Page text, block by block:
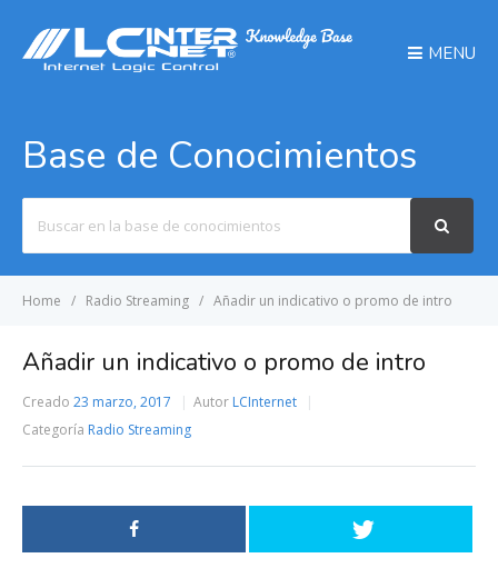
MENU
Base de Conocimientos
For
Home Radio Streaming Añadir un indicativo o promo de intro
Añadir un indicativo o promo de intro
Creado 23 marzo, 2017 Autor LCInternet
Categoría Radio Streaming